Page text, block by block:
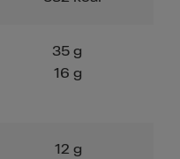
35 g
16 g
12 g